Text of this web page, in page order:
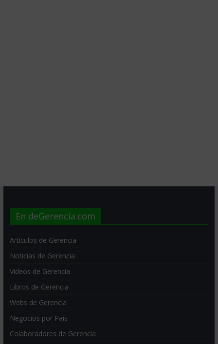
En deGerencia.com
Artículos de Gerencia
Noticias de Gerencia
Videos de Gerencia
Libros de Gerencia
Webs de Gerencia
Negocios por País
Colaboradores de Gerencia